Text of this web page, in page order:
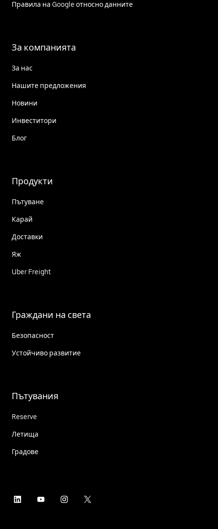
Правила на Google относно данните
За компанията
За нас
Нашите предложения
Новини
Инвеститори
Блог
Продукти
Пътуване
Карай
Доставки
Яж
Uber Freight
Граждани на света
Безопасност
Устойчиво развитие
Пътувания
Reserve
Летища
Градове